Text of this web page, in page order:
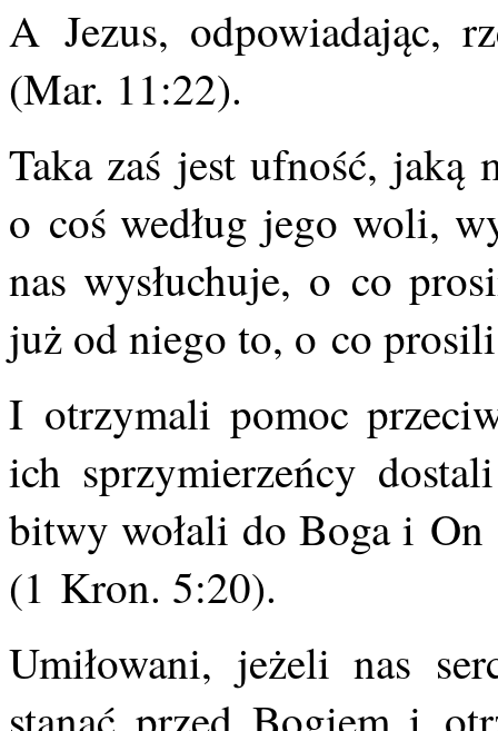
A Jezus, odpowiadając,
(Mar. 11:22).
Taka zaś jest ufność,
o coś według jego woli,
nas wysłuchuje, o co
już od niego to, o co
I otrzymali pomoc
ich sprzymierzeńcy
bitwy wołali do Boga i On
(1 Kron. 5:20).
Umiłowani, jeżeli nas